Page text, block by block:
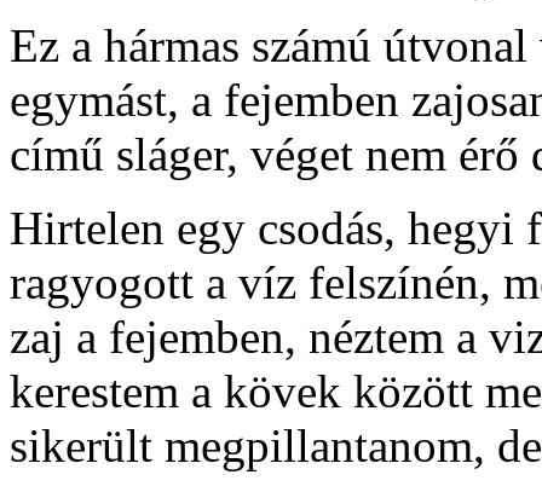
Ez a hármas számú
egymást, a fejemben
című sláger, véget nem érő
Hirtelen egy csodás, hegyi
ragyogott a víz felszínén,
zaj a fejemben, néztem a
kerestem a kövek között
sikerült megpillantanom,